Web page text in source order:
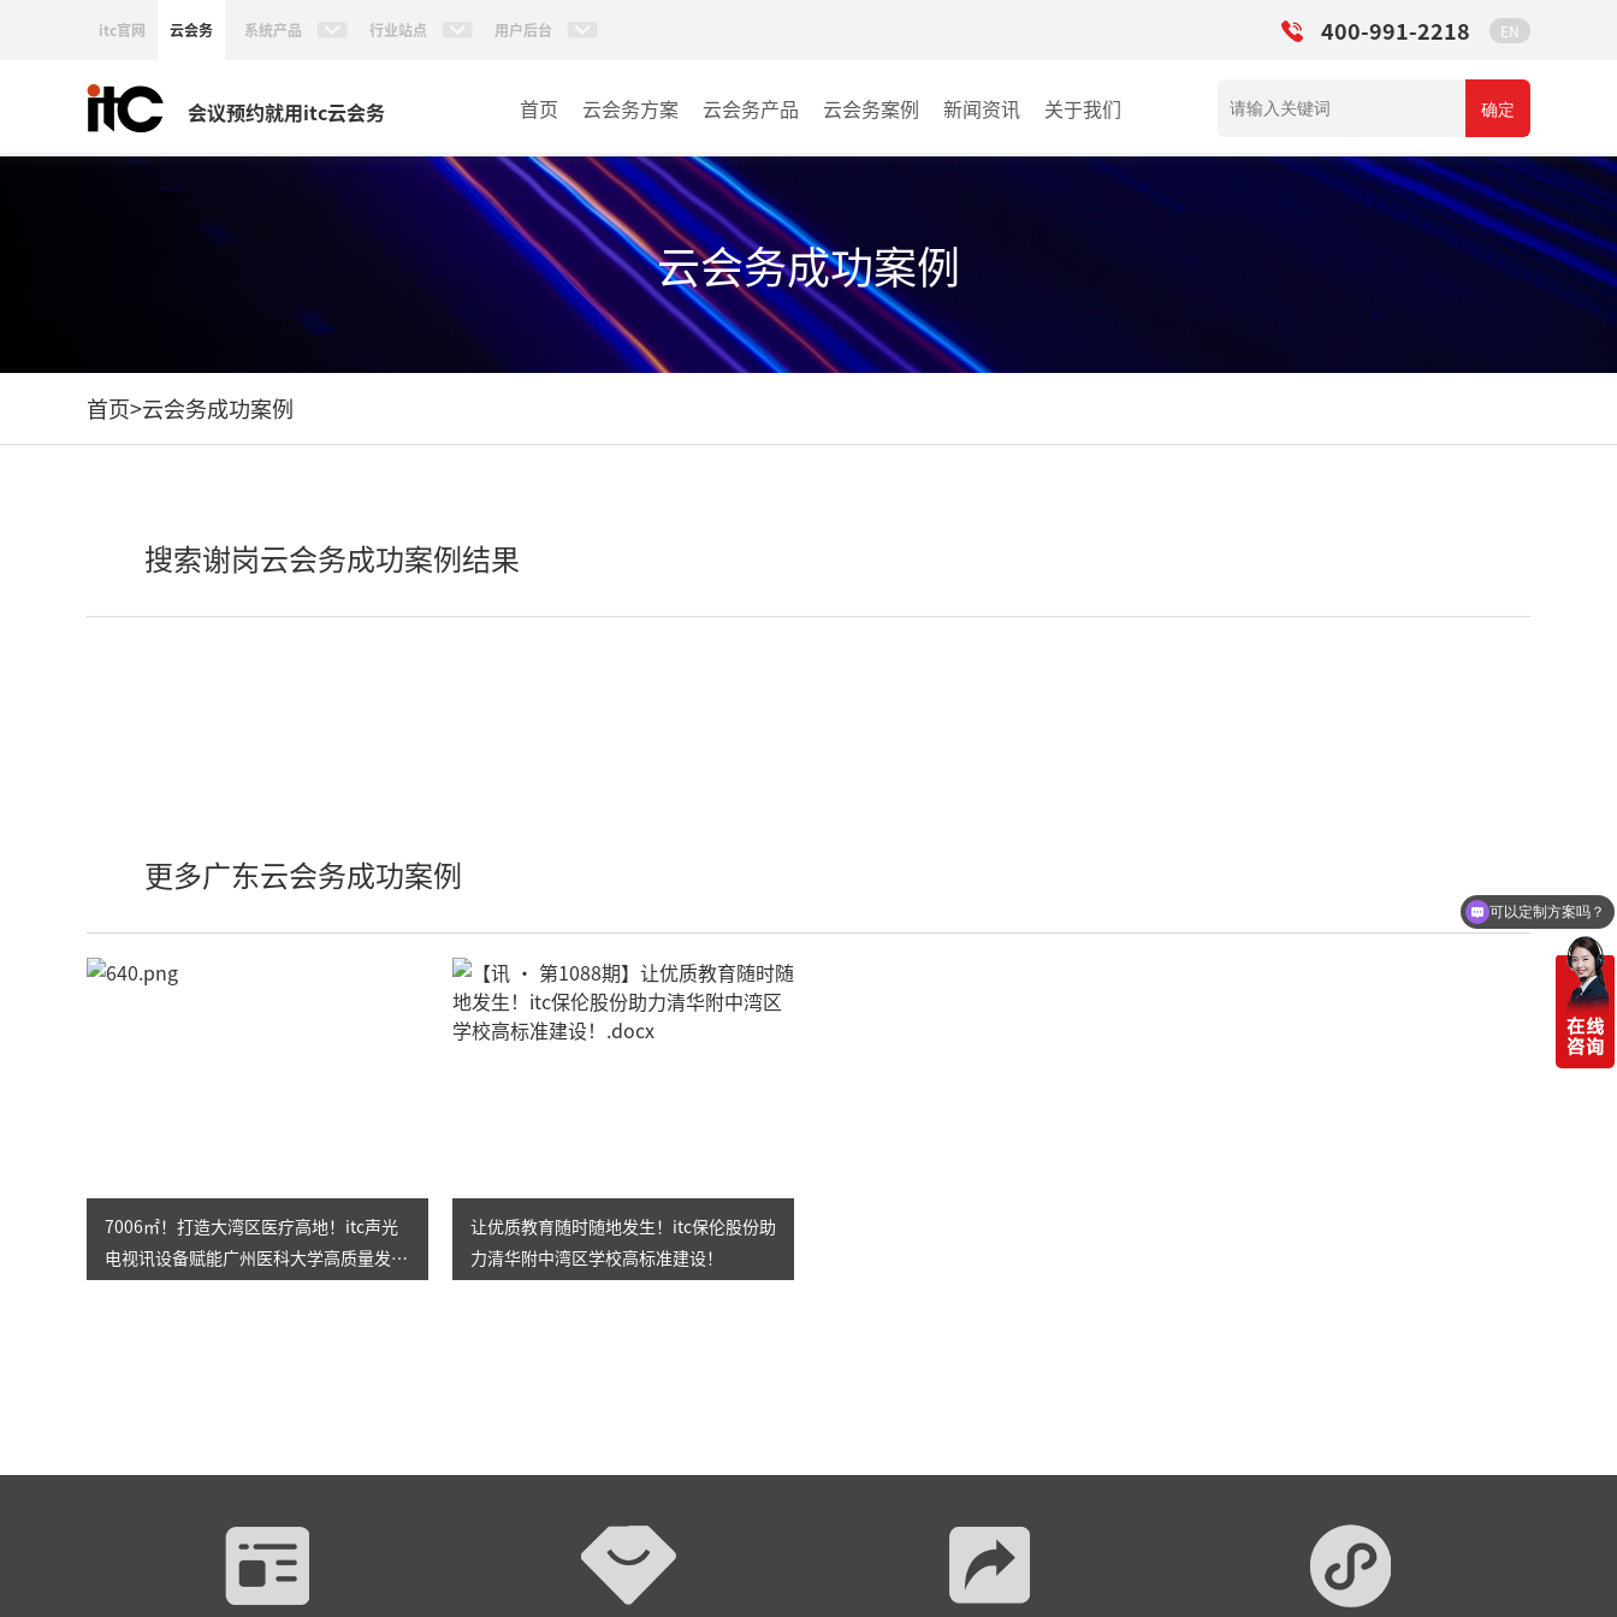
itc官网 云会务 系统产品 行业站点 用户后台 400-991-2218 EN
会议预约就用itc云会务 首页 云会务方案 云会务产品
多媒体信息发布系统
AI智慧展厅系统
AI百城视界系统
AI智慧排队叫号管理软件
云会务案例
教室
客房
其它
新闻资讯 关于我们 确定
云会务成功案例
首页>云会务成功案例
搜索谢岗云会务成功案例结果
更多广东云会务成功案例
7006㎡！打造大湾区医疗高地！itc声光
电视讯设备赋能广州医科大学高质量发
让优质教育随时随地发生！itc保伦股份助
力清华附中湾区学校高标准建设！
可以定制方案吗？